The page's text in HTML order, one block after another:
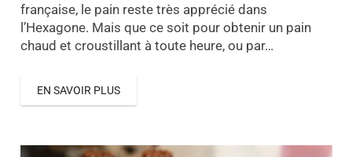
française, le pain reste très apprécié dans
l’Hexagone. Mais que ce soit pour obtenir un pain
chaud et croustillant à toute heure, ou par…
EN SAVOIR PLUS